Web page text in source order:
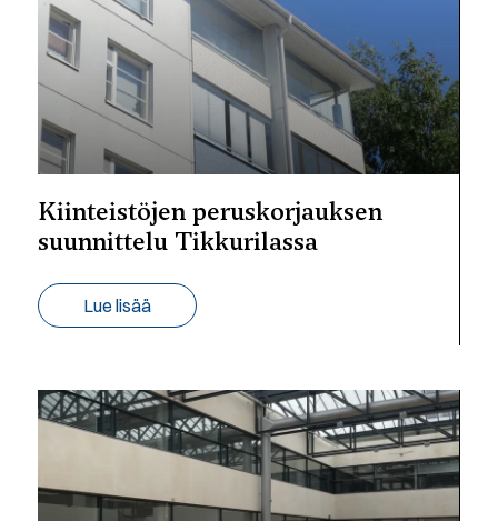
Kiinteistöjen peruskorjauksen
suunnittelu Tikkurilassa
Lue lisää